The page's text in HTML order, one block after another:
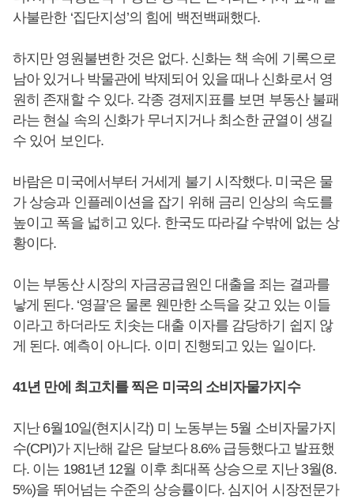
사불란한 ‘집단지성’의 힘에 백전백패했다.
하지만 영원불변한 것은 없다. 신화는 책 속에 기록으로
남아 있거나 박물관에 박제되어 있을 때나 신화로서 영
원히 존재할 수 있다. 각종 경제지표를 보면 부동산 불패
라는 현실 속의 신화가 무너지거나 최소한 균열이 생길
수 있어 보인다.
바람은 미국에서부터 거세게 불기 시작했다. 미국은 물
가 상승과 인플레이션을 잡기 위해 금리 인상의 속도를
높이고 폭을 넓히고 있다. 한국도 따라갈 수밖에 없는 상
황이다.
이는 부동산 시장의 자금공급원인 대출을 죄는 결과를
낳게 된다. ‘영끌’은 물론 웬만한 소득을 갖고 있는 이들
이라고 하더라도 치솟는 대출 이자를 감당하기 쉽지 않
게 된다. 예측이 아니다. 이미 진행되고 있는 일이다.
41년 만에 최고치를 찍은 미국의 소비자물가지수
지난 6월10일(현지시각) 미 노동부는 5월 소비자물가지
수(CPI)가 지난해 같은 달보다 8.6% 급등했다고 발표했
다. 이는 1981년 12월 이후 최대폭 상승으로 지난 3월(8.
5%)을 뛰어넘는 수준의 상승률이다. 심지어 시장전문가